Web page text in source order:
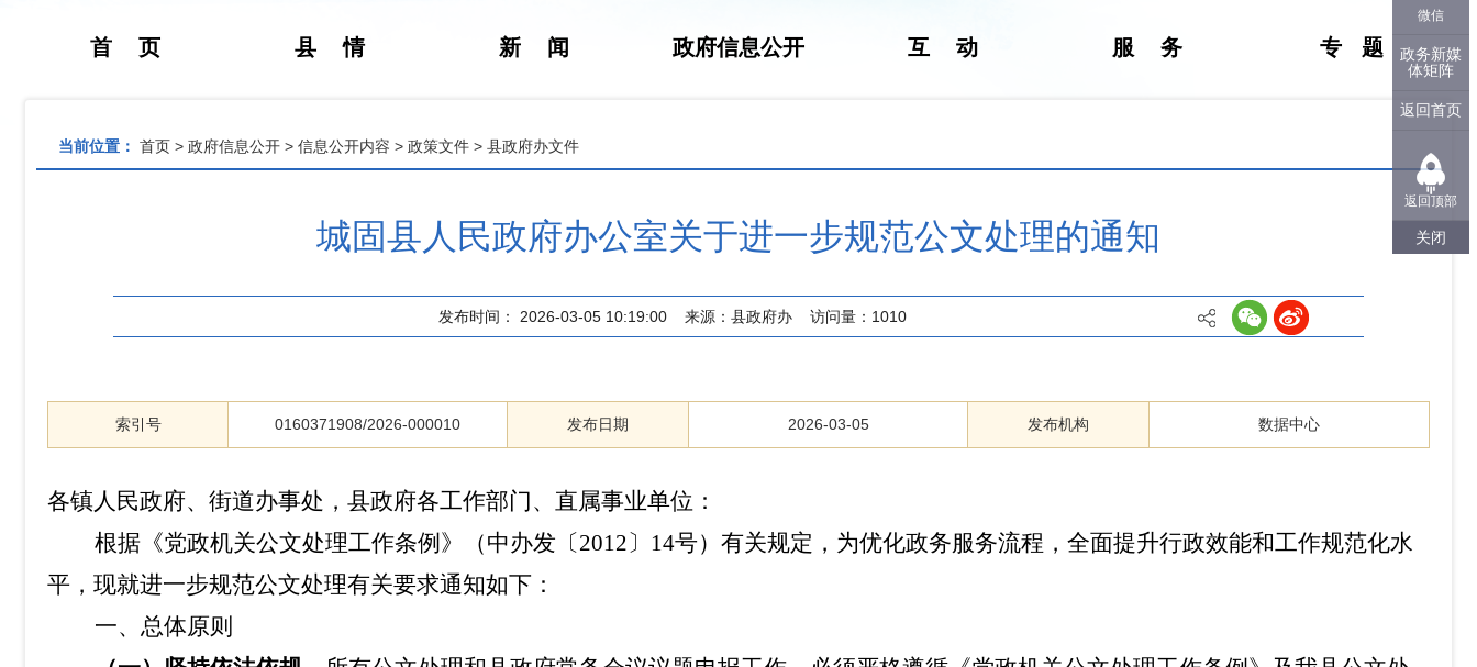
首 页 县 情 新 闻 政府信息公开 互 动 服 务 专 题
当前位置： 首页 > 政府信息公开 > 信息公开内容 > 政策文件 > 县政府办文件
城固县人民政府办公室关于进一步规范公文处理的通知
发布时间： 2026-03-05 10:19:00 来源： 县政府办 访问量： 1010
索引号 0160371908/2026-000010 发布日期 2026-03-05 发布机构 数据中心
各镇人民政府、街道办事处，县政府各工作部门、直属事业单位 ：
根据《党政机关公文处理工作条例》
（中办发〔2012〕 14号） 有关规定 ， 为优化政务服务流程，全面提升行政效能和工作规范化水
平，现就进一步规范公文处理有关要求通知如下：
一、总体原则
微信
政务新媒
体矩阵
返回首页
返回顶部
关闭